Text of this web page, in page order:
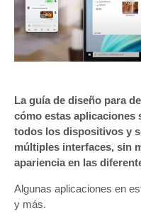
La guía de diseño para
cómo estas aplicaciones
todos los dispositivos y
múltiples interfaces, sin
apariencia en las
Algunas aplicaciones en
y más.